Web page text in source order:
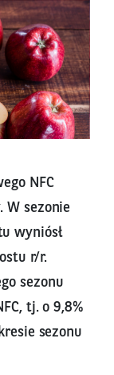
NFC
W sezonie
wyniósł
r/r.
sezonu
tj. o 9,8%
sezonu